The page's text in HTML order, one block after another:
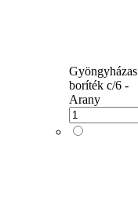
Gyöngyházas
boríték c/6 -
Arany